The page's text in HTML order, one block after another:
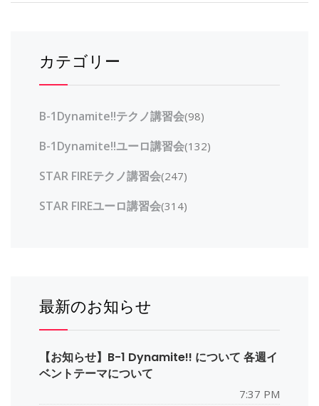
カテゴリー
B-1Dynamite!!テクノ講習会(98)
B-1Dynamite!!ユーロ講習会(132)
STAR FIREテクノ講習会(247)
STAR FIREユーロ講習会(314)
最新のお知らせ
【お知らせ】B-1 Dynamite!! について 各週イ
ベントテーマについて
7:37 PM